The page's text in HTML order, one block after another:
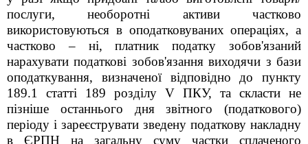
послуги, необоротні активи частково
використовуються в оподатковуваних операціях, а
частково – ні, платник податку зобов'язаний
нарахувати податкові зобов'язання виходячи з бази
оподаткування, визначеної відповідно до пункту
189.1 статті 189 розділу V ПКУ, та скласти не
пізніше останнього дня звітного (податкового)
періоду і зареєструвати зведену податкову накладну
в ЄРПН на загальну суму частки сплаченого